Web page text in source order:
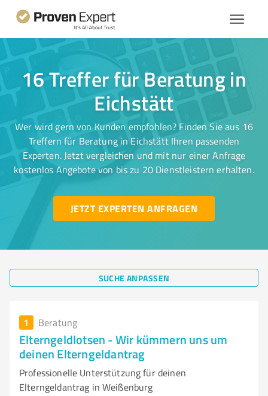
16 Treffer für Beratung in
Eichstätt
Wer wird gern von Kunden empfohlen? Finden Sie aus 16
Treffern für Beratung in Eichstätt Ihren passenden
Experten. Jetzt vergleichen und mit nur einer Anfrage
kostenlos Angebote von bis zu 20 Dienstleistern erhalten.
JETZT EXPERTEN ANFRAGEN
SUCHE ANPASSEN
1 Beratung
Elterngeldlotsen - Wir kümmern uns um
deinen Elterngeldantrag
Professionelle Unterstützung für deinen
Elterngeldantrag in Weißenburg